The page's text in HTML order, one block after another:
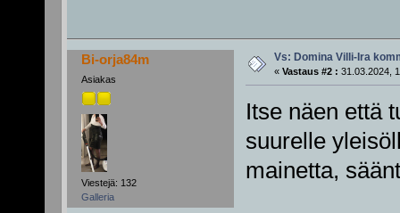
Bi-orja84m
Asiakas
Viestejä: 132
Galleria
Vs: Domina Villi-Ira
« Vastaus #2 : 31.03.2024,
Itse näen että
suurelle
mainetta,